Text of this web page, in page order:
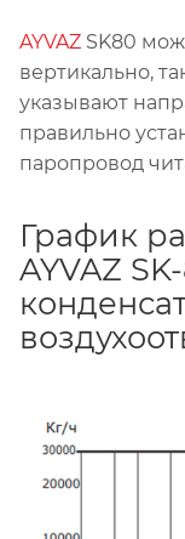
AYVAZ SK80
вертикально,
указывают
правильно
паропровод
График
AYVAZ